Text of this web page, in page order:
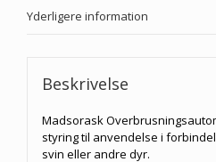
Yderligere information
Beskrivelse
Madsorask
styring til anvendelse i
svin eller andre dyr.